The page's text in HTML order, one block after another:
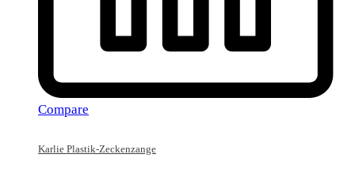
Compare
Karlie Plastik-Zeckenzange